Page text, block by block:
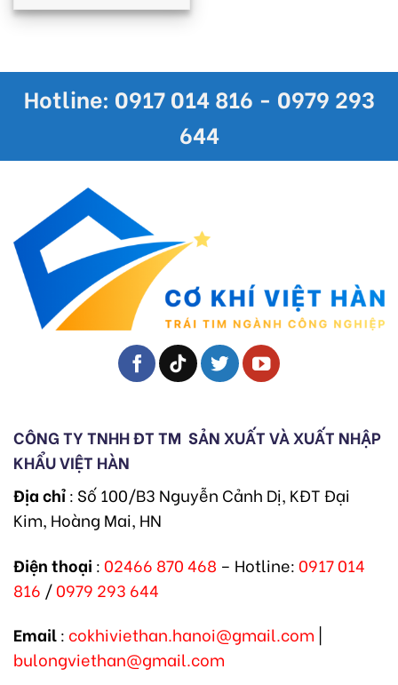
Hotline: 0917 014 816 - 0979 293
644
CÔNG TY TNHH ĐT TM SẢN XUẤT VÀ XUẤT NHẬP
KHẨU VIỆT HÀN
Địa chỉ: Số 100/B3 Nguyễn Cảnh Dị, KĐT Đại
Kim, Hoàng Mai, HN
Điện thoại : 02466 870 468 – Hotline: 0917 014
816 /0979 293 644
Email: cokhiviethan.hanoi@gmail.com
bulongviethan@gmail.com